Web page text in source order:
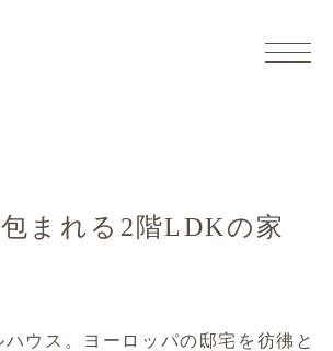
まれる2階LDKの家
ウス。ヨーロッパの邸宅を彷彿と